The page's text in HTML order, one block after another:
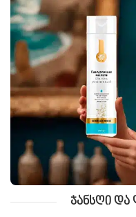
Ჯანსღი Და